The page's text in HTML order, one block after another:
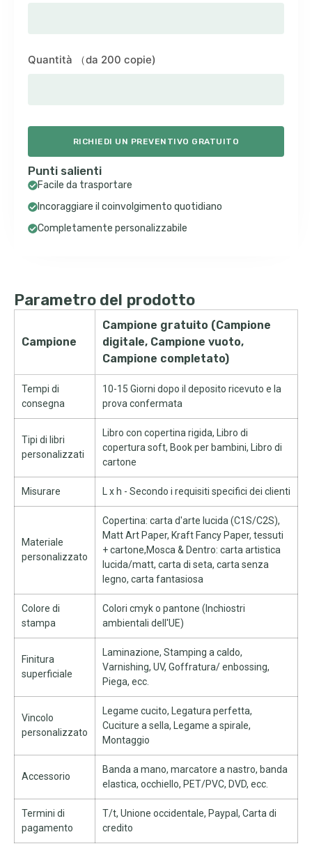
Quantità （da 200 copie)
RICHIEDI UN PREVENTIVO GRATUITO
Punti salienti
Facile da trasportare
Incoraggiare il coinvolgimento quotidiano
Completamente personalizzabile
Parametro del prodotto
Campione
Campione gratuito (Campione
digitale, Campione vuoto,
Campione completato)
Tempi di
consegna
10-15 Giorni dopo il deposito ricevuto e la
prova confermata
Tipi di libri
personalizzati
Libro con copertina rigida, Libro di
copertura soft, Book per bambini, Libro di
cartone
Misurare L x h - Secondo i requisiti specifici dei clienti
Materiale
personalizzato
Copertina: carta d'arte lucida (C1S/C2S),
Matt Art Paper, Kraft Fancy Paper, tessuti
+ cartone,Mosca & Dentro: carta artistica
lucida/matt, carta di seta, carta senza
legno, carta fantasiosa
Colore di
stampa
Colori cmyk o pantone (Inchiostri
ambientali dell'UE)
Finitura
superficiale
Laminazione, Stamping a caldo,
Varnishing, UV, Goffratura/ enbossing,
Piega, ecc.
Vincolo
personalizzato
Legame cucito, Legatura perfetta,
Cuciture a sella, Legame a spirale,
Montaggio
Accessorio
Banda a mano, marcatore a nastro, banda
elastica, occhiello, PET/PVC, DVD, ecc.
Termini di
pagamento
T/t, Unione occidentale, Paypal, Carta di
credito